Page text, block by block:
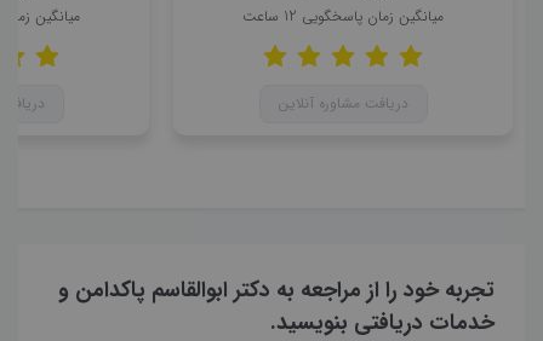
میانگین زمان پاسخگویی 12 ساعت
دریافت مشاوره آنلاین
میانگین
تجربه خود را از مراجعه به دکتر ابوالقاسم پاکدامن و
خدمات دریافتی بنویسید.